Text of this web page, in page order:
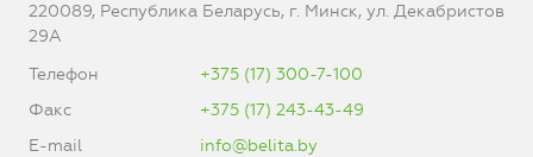
220089, Республика Беларусь, г. Минск, ул. Декабристов
29А
Телефон
+375 (17) 300-7-100
Факс
+375 (17) 243-43-49
E-mail
info@belita.by